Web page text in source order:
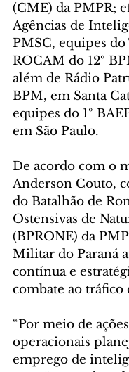
(CME) da PMPR;
Agências de
PMSC, equipes do
ROCAM do 12º
além de Rádio
BPM, em Santa
equipes do 1º
em São Paulo.
De acordo com o
Anderson Couto,
do Batalhão de
Ostensivas de
(BPRONE) da
Militar do Paraná
contínua e
combate ao tráfico
“Por meio de ações
operacionais
emprego de